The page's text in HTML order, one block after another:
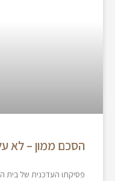
הסכם ממון – לא
פסיקתו העדכנית של בית